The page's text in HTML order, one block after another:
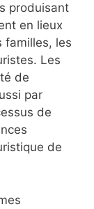
produisant
en lieux
familles, les
Les
de
par
de
de